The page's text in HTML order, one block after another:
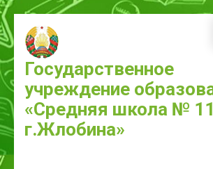
Государственное
учреждение
«Средняя школа № 11
г.Жлобина»